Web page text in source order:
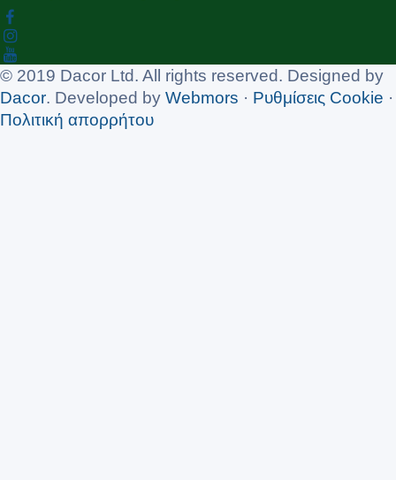
© 2019 Dacor Ltd. All rights reserved. Designed by
Dacor. Developed by Webmors · Ρυθμίσεις Cookie ·
Πολιτική απορρήτου